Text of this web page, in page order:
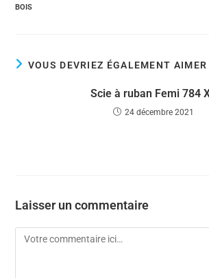
BOIS
VOUS DEVRIEZ ÉGALEMENT AIMER
Scie à ruban Femi 784
24 décembre 2021
Laisser un commentaire